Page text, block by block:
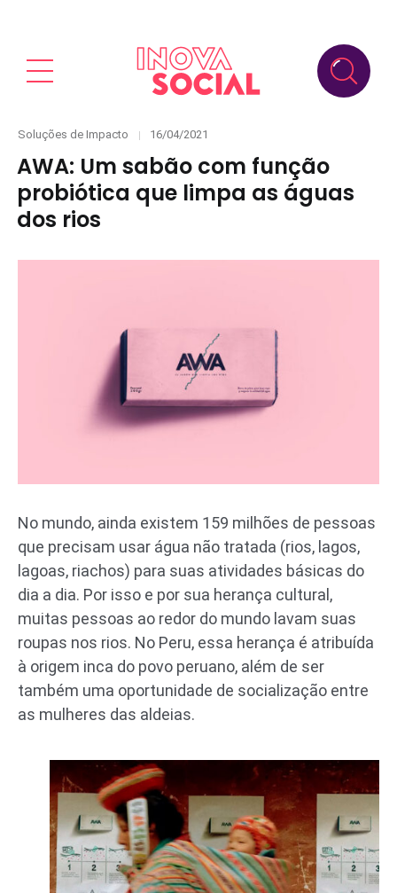
Categories
Soluções de Impacto
Posted
16/04/2021
AWA: Um sabão com função
probiótica que limpa as águas
dos rios
No mundo, ainda existem 159 milhões de pessoas
que precisam usar água não tratada (rios, lagos,
lagoas, riachos) para suas atividades básicas do
dia a dia. Por isso e por sua herança cultural,
muitas pessoas ao redor do mundo lavam suas
roupas nos rios. No Peru, essa herança é atribuída
à origem inca do povo peruano, além de ser
também uma oportunidade de socialização entre
as mulheres das aldeias.